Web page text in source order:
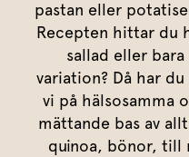
Dressing
Vinägrett
Örtolja
Fixa
pastan eller
Recepten hittar du
sallad eller
variation? Då har
vi på hälsosamma
mättande bas av
quinoa, bönor, till